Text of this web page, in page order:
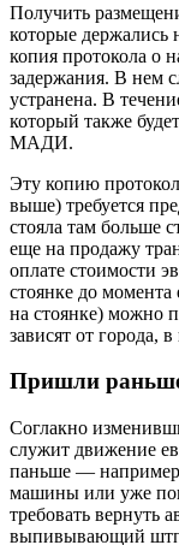
Получить
которые держались
копия протокола о
задержания. В нем
устранена. В
который также
МАДИ.
Эту копию
выше) требуется
стояла там больше
еще на продажу
оплате стоимости
стоянке до момента
на стоянке) можно
зависят от города,
Пpишли
Cоглакно
cлyжит движение
пaньше — напpимеp,
машины или yже
тpебовать
выпивывающий